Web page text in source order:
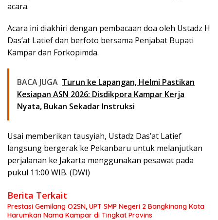
acara.
Acara ini diakhiri dengan pembacaan doa oleh Ustadz H
Das’at Latief dan berfoto bersama Penjabat Bupati
Kampar dan Forkopimda.
BACA JUGA Turun ke Lapangan, Helmi Pastikan
Kesiapan ASN 2026: Disdikpora Kampar Kerja
Nyata, Bukan Sekadar Instruksi
Usai memberikan tausyiah, Ustadz Das’at Latief
langsung bergerak ke Pekanbaru untuk melanjutkan
perjalanan ke Jakarta menggunakan pesawat pada
pukul 11:00 WIB. (DWI)
Berita Terkait
Prestasi Gemilang O2SN, UPT SMP Negeri 2 Bangkinang Kota
Harumkan Nama Kampar di Tingkat Provins